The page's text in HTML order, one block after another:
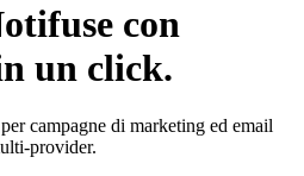
con
un click.
campagne di marketing ed email
provider.